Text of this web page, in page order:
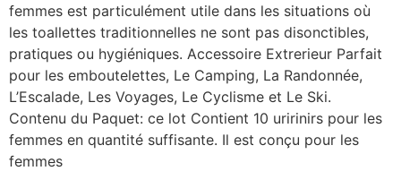
femmes est particulément utile dans les situations où
les toallettes traditionnelles ne sont pas disonctibles,
pratiques ou hygiéniques. Accessoire Extrerieur Parfait
pour les emboutelettes, Le Camping, La Randonnée,
L’Escalade, Les Voyages, Le Cyclisme et Le Ski.
Contenu du Paquet: ce lot Contient 10 uririnirs pour les
femmes en quantité suffisante. Il est conçu pour les
femmes